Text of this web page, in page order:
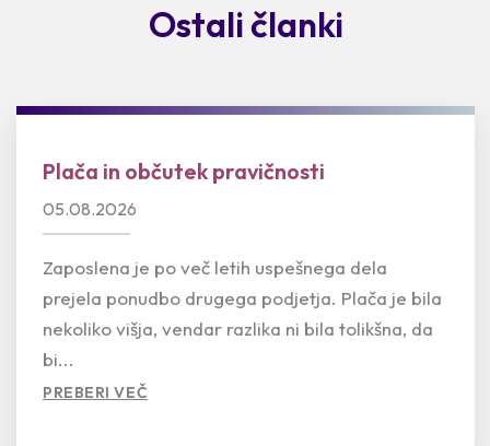
Ostali članki
Plača in občutek pravičnosti
05.08.2026
Zaposlena je po več letih uspešnega dela
prejela ponudbo drugega podjetja. Plača je bila
nekoliko višja, vendar razlika ni bila tolikšna, da
bi...
PREBERI VEČ